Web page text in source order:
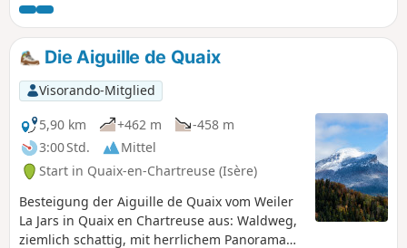
die Schlucht von Voreppe, den Süden
des Grésivaudan, das Pays Voironnais
und das Isère-Tal hat. Die Kapelle Saint-
Ours, die an einer Felswand liegt und
über eine einzige große Öffnung über
dem Abgrund verfügt, bietet einen
beeindruckenden Blick auf die Isère!
Die Aiguille de Quaix
Visorando-Mitglied
5,90 km
+462 m
-458 m
3:00 Std.
Mittel
Start in Quaix-en-Chartreuse (Isère)
Besteigung der Aiguille de Quaix vom Weiler
La Jars in Quaix en Chartreuse aus: Waldweg,
ziemlich schattig, mit herrlichem Panorama